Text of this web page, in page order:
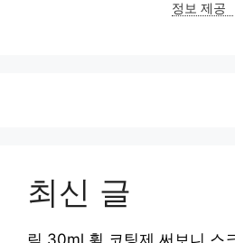
정보 제공
최신 글